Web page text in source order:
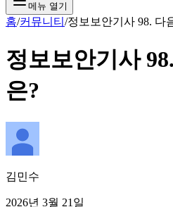
메뉴 열기
홈/커뮤니티 /정보보안기사 98. 다
정보보안기사
은?
김민수
2026년 3월 21일